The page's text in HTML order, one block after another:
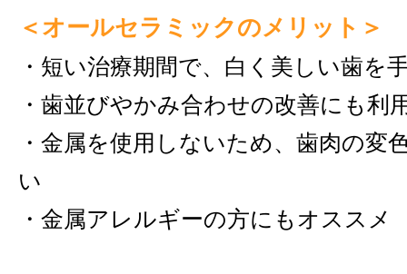
＜オールセラミックのメリット＞
・短い治療期間で、白く美しい歯を
・歯並びやかみ合わせの改善にも利
・金属を使用しないため、歯肉の変
い
・金属アレルギーの方にもオススメ